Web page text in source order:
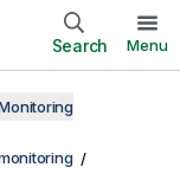
Search Menu